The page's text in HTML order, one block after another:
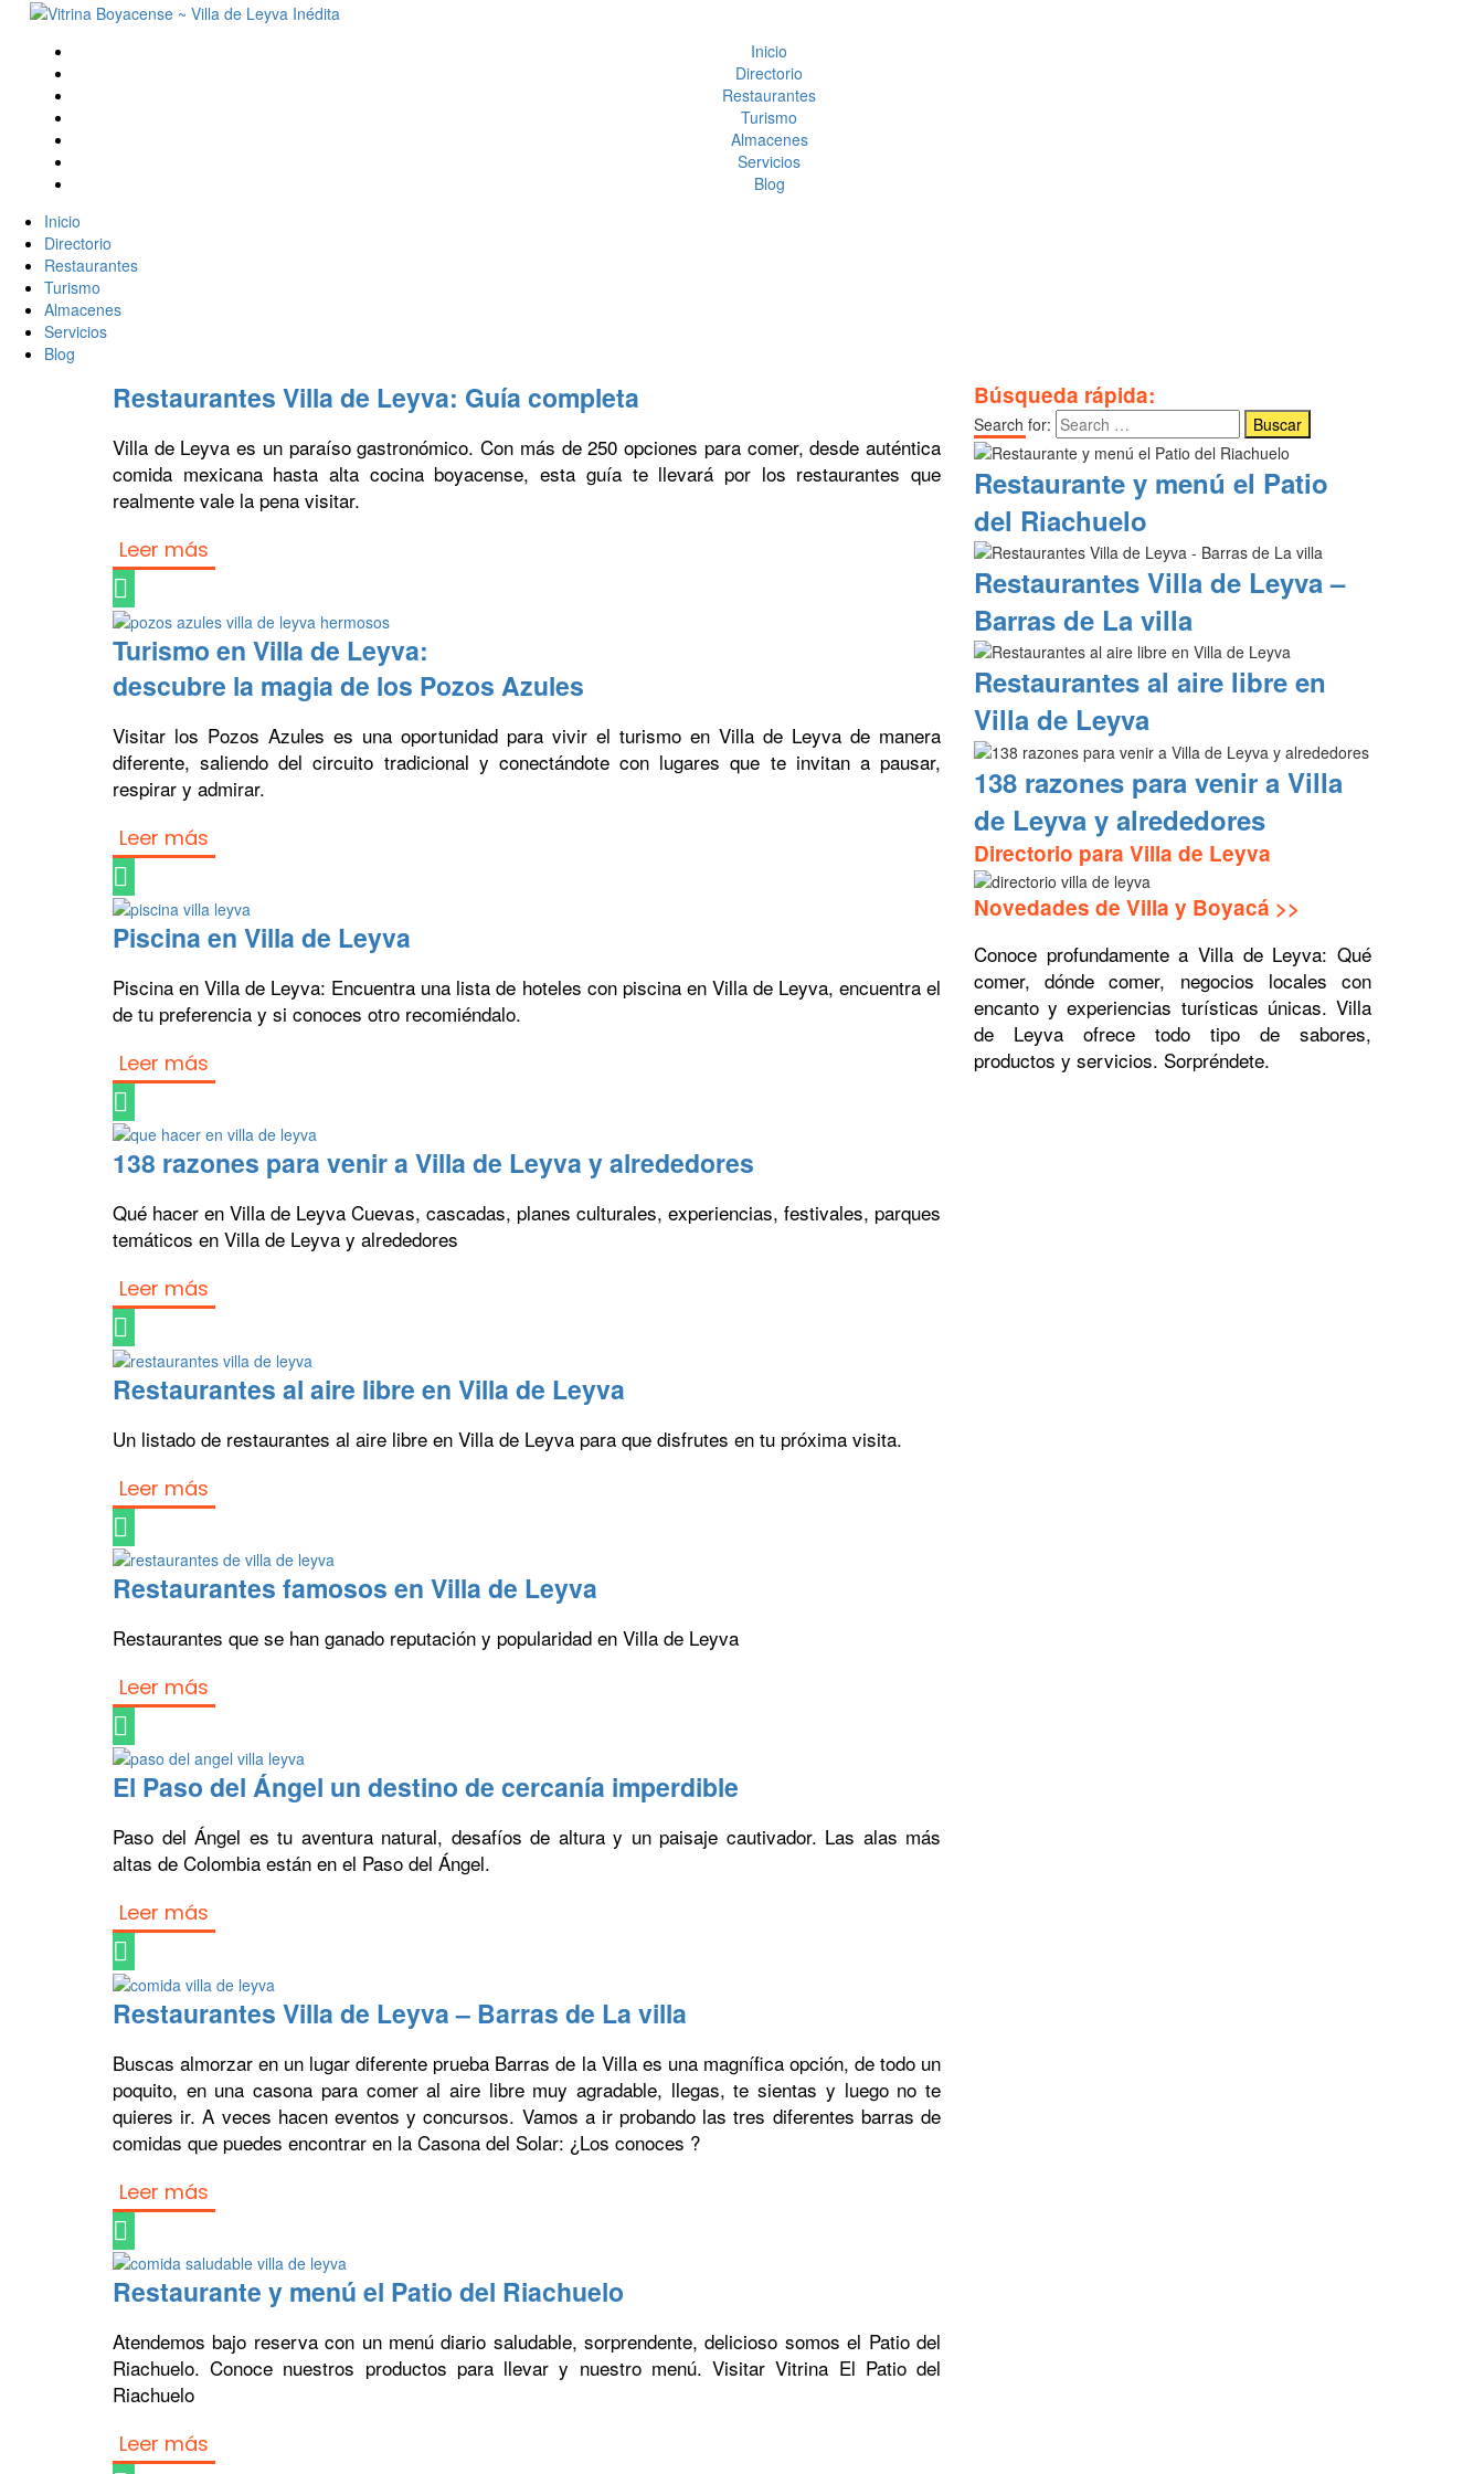
Inicio
Directorio
Restaurantes
Turismo
Almacenes
Servicios
Blog
Inicio
Directorio
Restaurantes
Turismo
Almacenes
Servicios
Blog
Restaurantes Villa de Leyva: Guía completa
Villa de Leyva es un paraíso gastronómico. Con más de 250 opciones para comer, desde auténtica
comida mexicana hasta alta cocina boyacense, esta guía te llevará por los restaurantes que
realmente vale la pena visitar.
Leer más
Turismo en Villa de Leyva:
descubre la magia de los Pozos Azules
Visitar los Pozos Azules es una oportunidad para vivir el turismo en Villa de Leyva de manera
diferente, saliendo del circuito tradicional y conectándote con lugares que te invitan a pausar,
respirar y admirar.
Leer más
Piscina en Villa de Leyva
Piscina en Villa de Leyva: Encuentra una lista de hoteles con piscina en Villa de Leyva, encuentra el
de tu preferencia y si conoces otro recomiéndalo.
Leer más
138 razones para venir a Villa de Leyva y alrededores
Qué hacer en Villa de Leyva Cuevas, cascadas, planes culturales, experiencias, festivales, parques
temáticos en Villa de Leyva y alrededores
Leer más
Restaurantes al aire libre en Villa de Leyva
Un listado de restaurantes al aire libre en Villa de Leyva para que disfrutes en tu próxima visita.
Leer más
Restaurantes famosos en Villa de Leyva
Restaurantes que se han ganado reputación y popularidad en Villa de Leyva
Leer más
El Paso del Ángel un destino de cercanía imperdible
Paso del Ángel es tu aventura natural, desafíos de altura y un paisaje cautivador. Las alas más
altas de Colombia están en el Paso del Ángel.
Leer más
Restaurantes Villa de Leyva – Barras de La villa
Buscas almorzar en un lugar diferente prueba Barras de la Villa es una magnífica opción, de todo un
poquito, en una casona para comer al aire libre muy agradable, llegas, te sientas y luego no te
quieres ir. A veces hacen eventos y concursos. Vamos a ir probando las tres diferentes barras de
comidas que puedes encontrar en la Casona del Solar: ¿Los conoces ?
Leer más
Restaurante y menú el Patio del Riachuelo
Atendemos bajo reserva con un menú diario saludable, sorprendente, delicioso somos el Patio del
Riachuelo. Conoce nuestros productos para llevar y nuestro menú. Visitar Vitrina El Patio del
Riachuelo
Leer más
Búsqueda rápida:
Search for: Buscar
Restaurante y menú el Patio
del Riachuelo
Restaurantes Villa de Leyva –
Barras de La villa
Restaurantes al aire libre en
Villa de Leyva
138 razones para venir a Villa
de Leyva y alrededores
Directorio para Villa de Leyva
Novedades de Villa y Boyacá >>
Conoce profundamente a Villa de Leyva: Qué
comer, dónde comer, negocios locales con
encanto y experiencias turísticas únicas. Villa
de Leyva ofrece todo tipo de sabores,
productos y servicios. Sorpréndete.